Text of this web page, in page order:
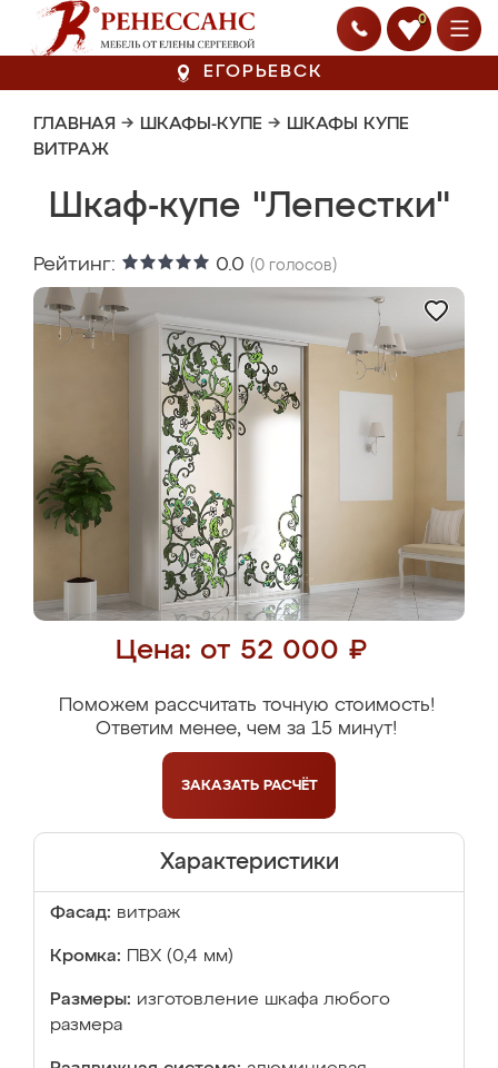
0
ЕГОРЬЕВСК
ГЛАВНАЯ → ШКАФЫ-КУПЕ → ШКАФЫ КУПЕ
ВИТРАЖ
Шкаф-купе "Лепестки"
Рейтинг: 0.0 (0 голосов)
Цена: от 52 000 ₽
Поможем рассчитать точную стоимость!
Ответим менее, чем за 15 минут!
ЗАКАЗАТЬ РАСЧЁТ
Характеристики
Фасад: витраж
Кромка: ПВХ (0,4 мм)
Размеры: изготовление шкафа любого
размера